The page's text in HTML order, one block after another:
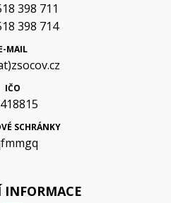
398 711
398 714
MAIL
IČO
SCHRÁNKY